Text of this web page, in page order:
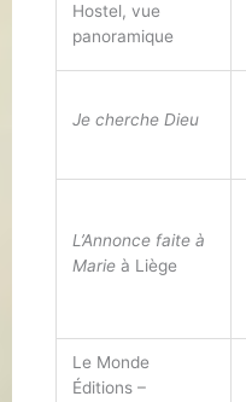
Hostel, vue
panoramique
Je cherche Dieu
L’Annonce faite à
Marieà Liège
Le Monde
Éditions –